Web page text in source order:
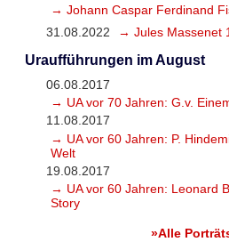
→ Johann Caspar Ferdinand
31.08.2022
→ Jules Massenet
Uraufführungen im August
06.08.2017
→ UA vor 70 Jahren: G.v.
11.08.2017
→ UA vor 60 Jahren: P.
Welt
19.08.2017
→ UA vor 60 Jahren: Leonard
Story
»Alle